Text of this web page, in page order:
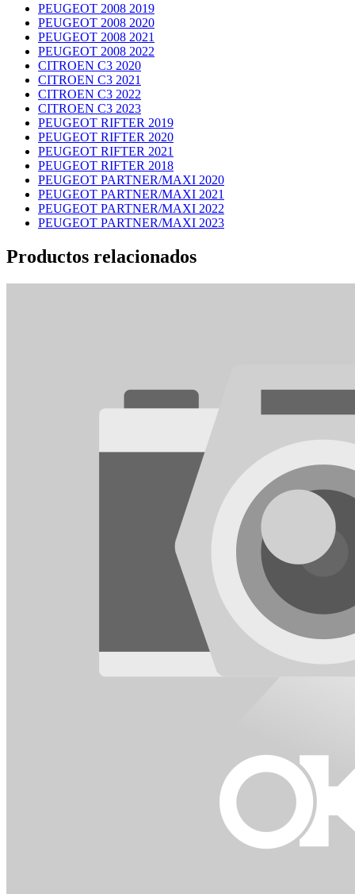
PEUGEOT 2008 2019
PEUGEOT 2008 2020
PEUGEOT 2008 2021
PEUGEOT 2008 2022
CITROEN C3 2020
CITROEN C3 2021
CITROEN C3 2022
CITROEN C3 2023
PEUGEOT RIFTER 2019
PEUGEOT RIFTER 2020
PEUGEOT RIFTER 2021
PEUGEOT RIFTER 2018
PEUGEOT PARTNER/MAXI 2020
PEUGEOT PARTNER/MAXI 2021
PEUGEOT PARTNER/MAXI 2022
PEUGEOT PARTNER/MAXI 2023
Productos relacionados